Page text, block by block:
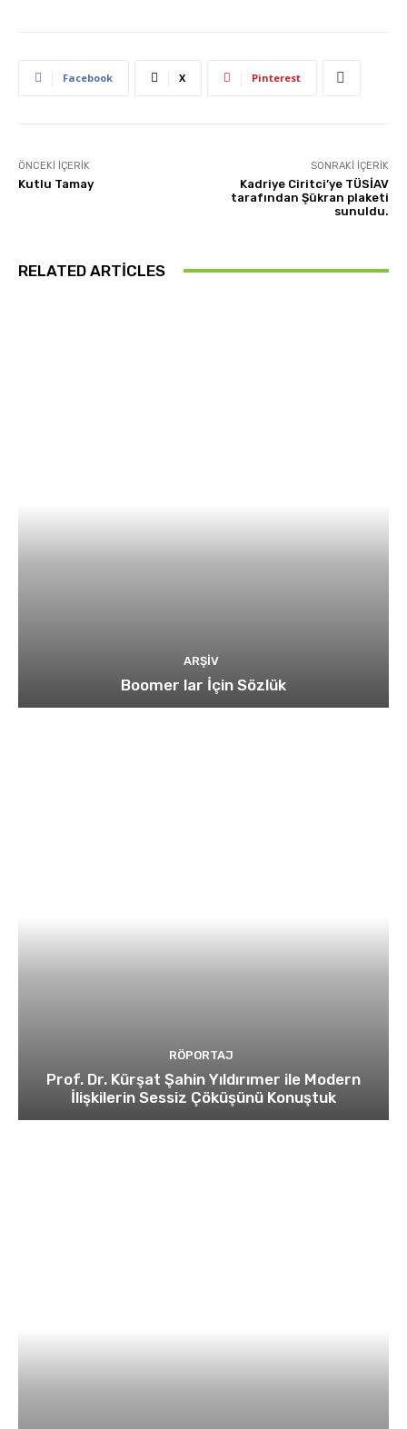
Facebook X Pinterest
ÖNCEKI İÇERIK
Kutlu Tamay
SONRAKI İÇERIK
Kadriye Ciritci’ye TÜSİAV
tarafından Şükran plaketi
sunuldu.
RELATED ARTICLES
ARŞIV
Boomer lar İçin Sözlük
RÖPORTAJ
Prof. Dr. Kürşat Şahin Yıldırımer ile Modern
İlişkilerin Sessiz Çöküşünü Konuştuk